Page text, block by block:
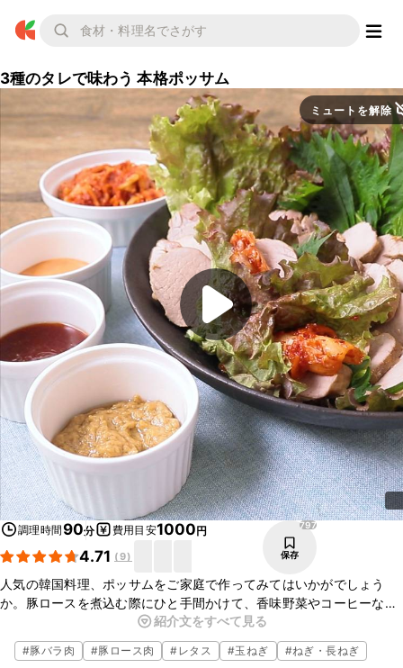
3種のタレで味わう 本格ポッサム
ミュートを解除
調理時間90分 費用目安1000円
4.71 (9)
797
保存
人気の韓国料理、ポッサムをご家庭で作ってみてはいかがでしょう
か。豚ロースを煮込む際にひと手間かけて、香味野菜やコーヒーなど
を入れることで風味よく仕上がりますよ。お好みのタレに付けて食べ
られるので、パーティなどにもおすすめです。ぜひお試しください
ね。
紹介文をすべて見る
#豚バラ肉 #豚ロース肉 #レタス #玉ねぎ #ねぎ・長ねぎ